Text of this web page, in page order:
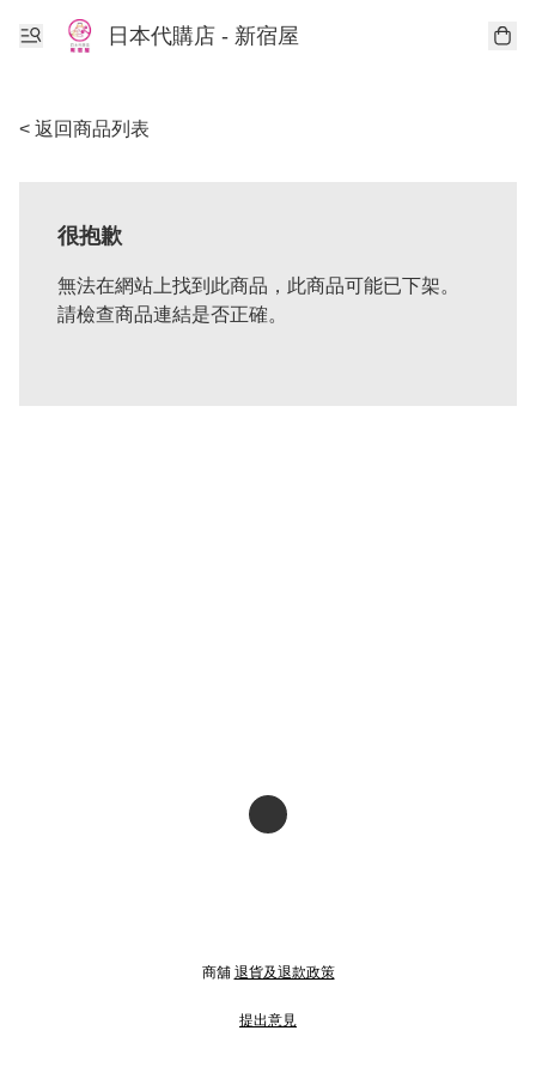
日本代購店 - 新宿屋
< 返回商品列表
很抱歉
無法在網站上找到此商品，此商品可能已下架。
請檢查商品連結是否正確。
商舖 退貨及退款政策
提出意見